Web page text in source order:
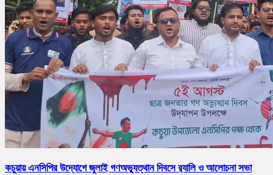
কচুয়ায় এনসিপির উদ্যোগে জুলাই গণঅভ্যুত্থান দিবসে র‌্যালি ও আলোচনা সভা